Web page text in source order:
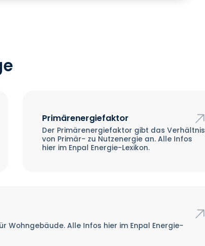
Primärenergiefaktor
Der Primärenergiefaktor gibt das Verhältnis
von Primär- zu Nutzenergie an. Alle Infos
hier im Enpal Energie-Lexikon.
Wohngebäude. Alle Infos hier im Enpal Energie-